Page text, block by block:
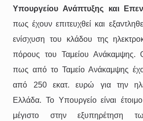
Υπουργείου Ανάπτυξης και
πως έχουν επιτευχθεί και
ενίσχυση του κλάδου της
πόρους του Ταμείου Ανάκαμψης.
πως από το Ταμείο Ανάκαμψης
από 250 εκατ. ευρώ για την
Ελλάδα. Το Υπουργείο είναι
μέγιστο στην εξυπηρέτηση